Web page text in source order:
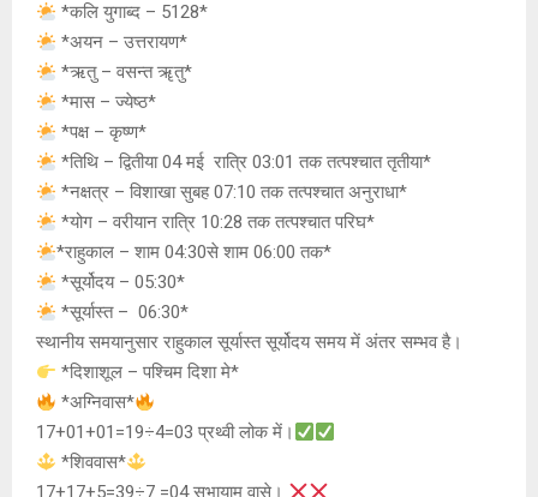
*कलि युगाब्द – 5128*
*अयन – उत्तरायण*
*ऋतु – वसन्त ॠतु*
*मास – ज्येष्ठ*
*पक्ष – कृष्ण*
*तिथि – द्वितीया 04 मई रात्रि 03:01 तक तत्पश्चात तृतीया*
*नक्षत्र – विशाखा सुबह 07:10 तक तत्पश्चात अनुराधा*
*योग – वरीयान रात्रि 10:28 तक तत्पश्चात परिघ*
*राहुकाल – शाम 04:30से शाम 06:00 तक*
*सूर्योदय – 05:30*
*सूर्यास्त – 06:30*
स्थानीय समयानुसार राहुकाल सूर्यास्त सूर्योदय समय में अंतर सम्भव है।
*दिशाशूल – पश्चिम दिशा मे*
*अग्निवास*
17+01+01=19÷4=03 प्रथ्वी लोक में।
*शिववास*